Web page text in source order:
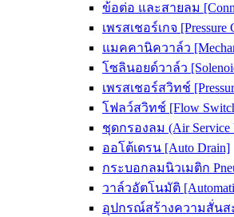
ข้อต่อ และสายลม
เพรสเชอร์เกจ [Pressure
แมคคานิควาล์ว
โซลินอยด์วาล์ว
เพรสเชอร์สวิทช์
โฟลว์สวิทช์ [Flow
ชุดกรองลม (Air Service
ออโต้เดรน [Auto Drain]
กระบอกลมนิวเมติก
วาล์วอัตโนมัติ
อุปกรณ์สร้างความสั่นสะ